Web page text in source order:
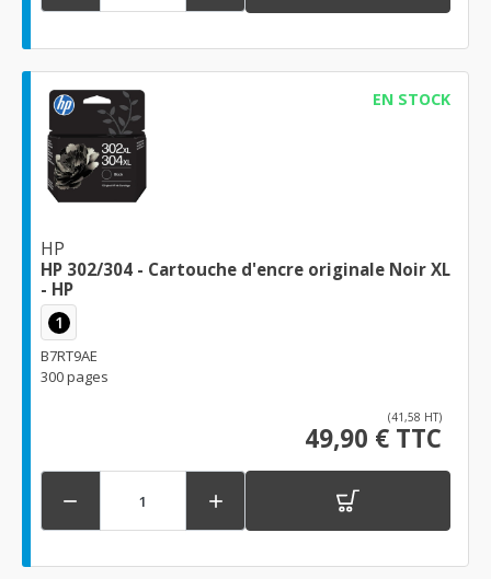
EN STOCK
HP
HP 302/304 - Cartouche d'encre originale Noir XL
- HP
1
B7RT9AE
300 pages
(41,58 HT)
49,90 € TTC
 